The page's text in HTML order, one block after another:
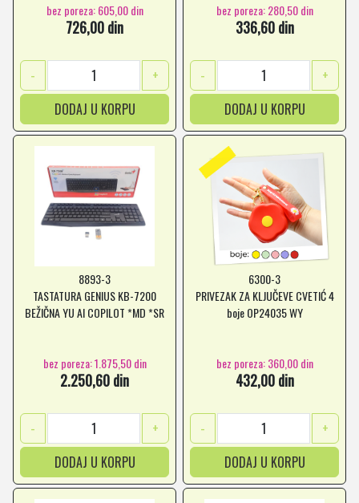
bez poreza: 605,00 din
726,00 din
-
+
DODAJ U KORPU
bez poreza: 280,50 din
336,60 din
-
+
DODAJ U KORPU
8893-3
TASTATURA GENIUS KB-7200
BEŽIČNA YU AI COPILOT *MD *SR
bez poreza: 1.875,50 din
2.250,60 din
-
+
DODAJ U KORPU
6300-3
PRIVEZAK ZA KLJUČEVE CVETIĆ 4
boje OP24035 WY
bez poreza: 360,00 din
432,00 din
-
+
DODAJ U KORPU